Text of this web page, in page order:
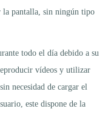
la pantalla, sin ningún tipo
todo el día debido a su
vídeos y utilizar
necesidad de cargar el
este dispone de la